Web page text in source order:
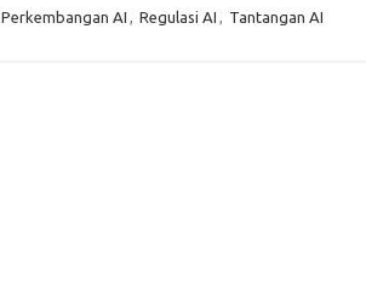
Perkembangan AI , Regulasi AI , Tantangan AI